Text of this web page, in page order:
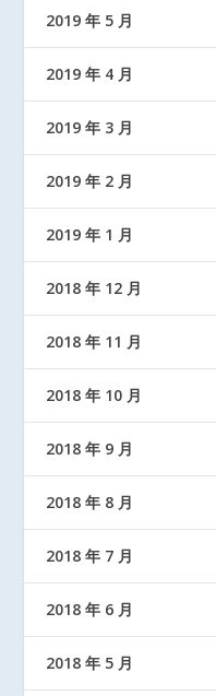
2019 年 5 月
2019 年 4 月
2019 年 3 月
2019 年 2 月
2019 年 1 月
2018 年 12 月
2018 年 11 月
2018 年 10 月
2018 年 9 月
2018 年 8 月
2018 年 7 月
2018 年 6 月
2018 年 5 月